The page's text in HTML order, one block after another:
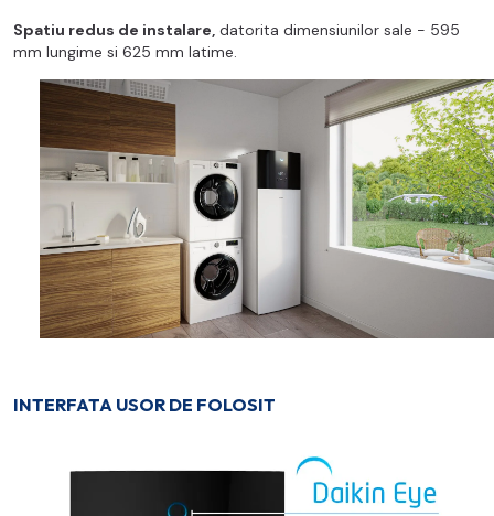
Spatiu redus de instalare, datorita dimensiunilor sale - 595
mm lungime si 625 mm latime.
INTERFATA USOR DE FOLOSIT